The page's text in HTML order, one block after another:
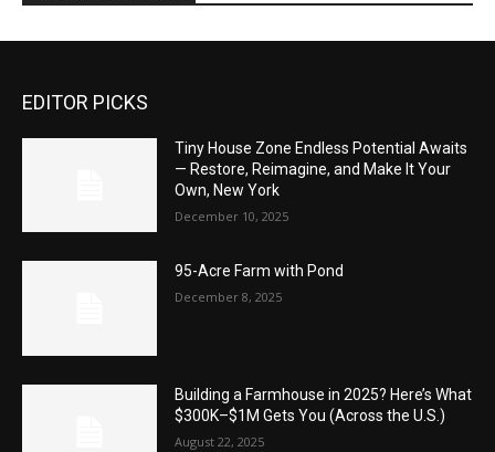
EDITOR PICKS
Tiny House Zone Endless Potential Awaits
— Restore, Reimagine, and Make It Your
Own, New York
December 10, 2025
95-Acre Farm with Pond
December 8, 2025
Building a Farmhouse in 2025? Here’s What
$300K–$1M Gets You (Across the U.S.)
August 22, 2025